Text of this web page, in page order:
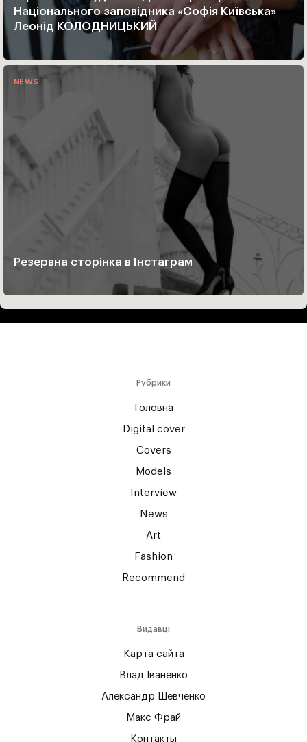
Національного заповідника «Софія Київська»
Леонід КОЛОДНИЦЬКИЙ
NEWS
Резервна сторінка в Інстаграм
Рубрики
Головна
Digital cover
Covers
Models
Interview
News
Art
Fashion
Recommend
Видавці
Карта сайта
Влад Іваненко
Александр Шевченко
Макс Фрай
Контакты